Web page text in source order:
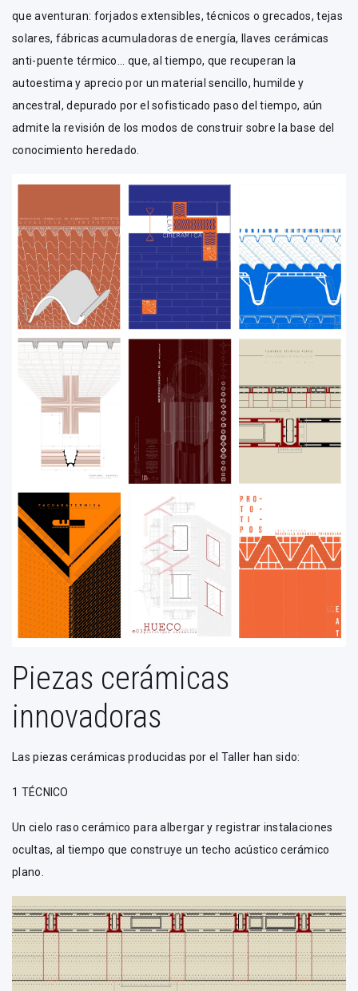
que aventuran: forjados extensibles, técnicos o grecados, tejas
solares, fábricas acumuladoras de energía, llaves cerámicas
anti-puente térmico... que, al tiempo, que recuperan la
autoestima y aprecio por un material sencillo, humilde y
ancestral, depurado por el sofisticado paso del tiempo, aún
admite la revisión de los modos de construir sobre la base del
conocimiento heredado.
Piezas cerámicas
innovadoras
Las piezas cerámicas producidas por el Taller han sido:
1 TÉCNICO
Un cielo raso cerámico para albergar y registrar instalaciones
ocultas, al tiempo que construye un techo acústico cerámico
plano.